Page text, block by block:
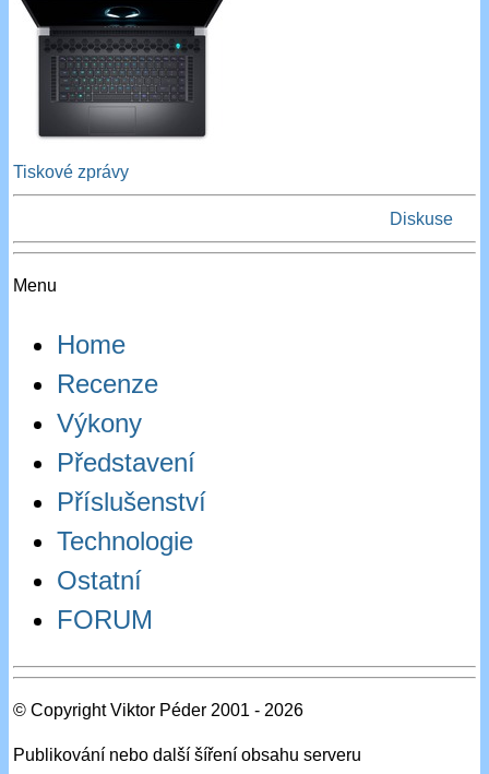
Tiskové zprávy
Diskuse
Menu
Home
Recenze
Výkony
Představení
Příslušenství
Technologie
Ostatní
FORUM
© Copyright Viktor Péder 2001 - 2026
Publikování nebo další šíření obsahu serveru